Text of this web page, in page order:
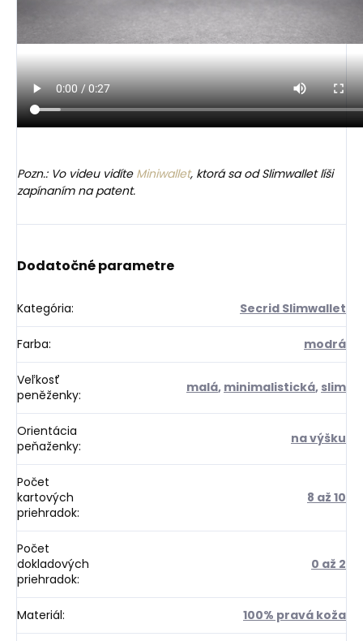
Pozn.: Vo videu vidíte Miniwallet, ktorá sa od Slimwallet líši
zapínaním na patent.
Dodatočné parametre
Kategória: Secrid Slimwallet
Farba: modrá
Veľkosť
peněženky: malá, minimalistická, slim
Orientácia
peňaženky: na výšku
Počet
kartových
priehradok:
8 až 10
Počet
dokladových
priehradok:
0 až 2
Materiál: 100% pravá koža